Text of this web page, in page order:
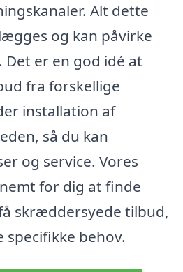
Alt dette
og kan påvirke
Det er en god idé at
fra forskellige
installation af
så du kan
og service. Vores
for dig at finde
skræddersyede tilbud,
specifikke behov.